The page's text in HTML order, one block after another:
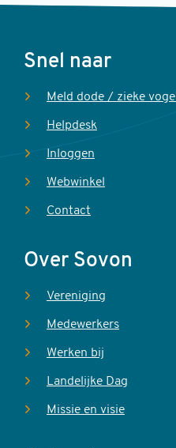
Voet
Snel naar
Meld dode / zieke vogel
Helpdesk
Inloggen
Webwinkel
Contact
Over Sovon
Vereniging
Medewerkers
Werken bij
Landelijke Dag
Missie en visie